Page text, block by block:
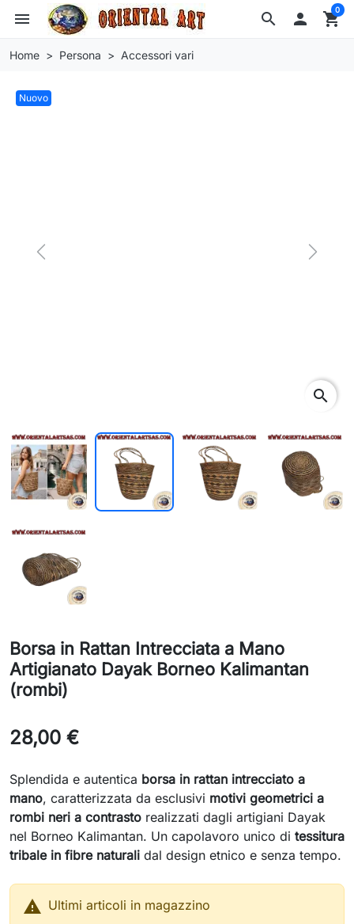
search
menu  shopping_cart
0
Home Persona Accessori vari
Nuovo
Previous Next
search
Borsa in Rattan Intrecciata a Mano
Artigianato Dayak Borneo Kalimantan
(rombi)
28,00 €
Splendida e autentica borsa in rattan intrecciato a
mano, caratterizzata da esclusivi motivi geometrici a
rombi neri a contrasto realizzati dagli artigiani Dayak
nel Borneo Kalimantan. Un capolavoro unico di tessitura
tribale in fibre naturali dal design etnico e senza tempo.
 Ultimi articoli in magazzino